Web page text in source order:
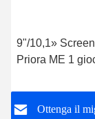
9"/10,1»
Priora ME 1
CarPlay di
dell'automobile
Ottenga il